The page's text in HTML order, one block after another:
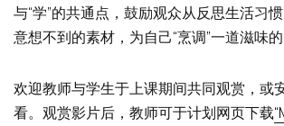
与“学”的共通点，鼓励观众从反思生活习
意想不到的素材，为自己“烹调”一道滋味的
欢迎教师与学生于上课期间共同观赏，或
看。观赏影片后，教师可于计划网页下载